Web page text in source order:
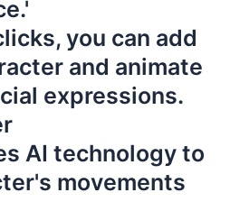
you can add
and animate
expressions.
AI technology to
movements